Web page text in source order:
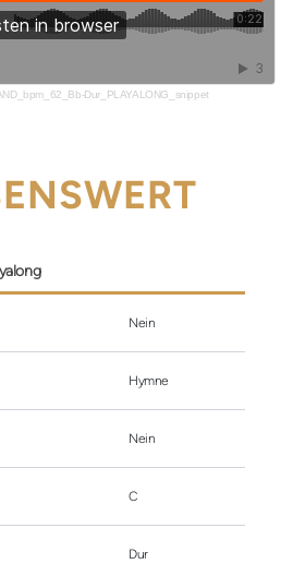
Dur_PLAYALONG_snippet
Nein
Hymne
Nein
C
Dur